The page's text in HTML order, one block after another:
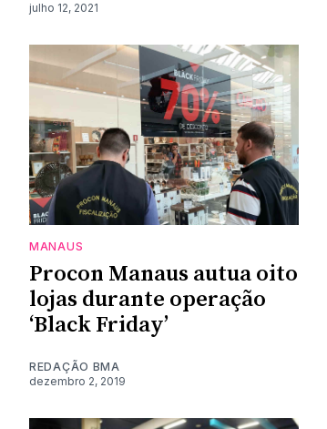
julho 12, 2021
MANAUS
Procon Manaus autua oito
lojas durante operação
‘Black Friday’
REDAÇÃO BMA
dezembro 2, 2019